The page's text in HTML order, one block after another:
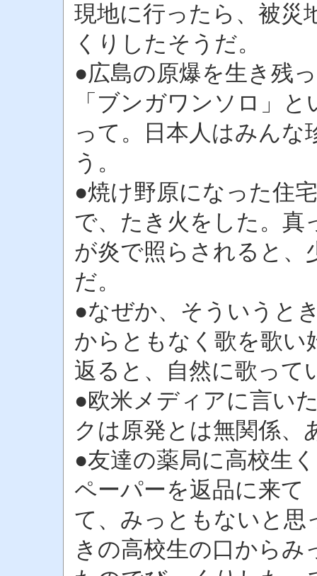
現地に行ったら、被災
くりしたそうだ。
●広島の原爆を生き残
「ブンガワンソロ」
って。日本人はみん
う。
●焼け野原になった住
で、たき火をした。真
が炎で照らされると、
だ。
●なぜか、そういうと
からともなく歌を歌い
返ると、自然に歌って
●欧米メディアに言い
クは原発とは無関係、
●友達の薬局に高校生
ペーパーを返品に来て
て、みっともないと思
きの高校生の口から